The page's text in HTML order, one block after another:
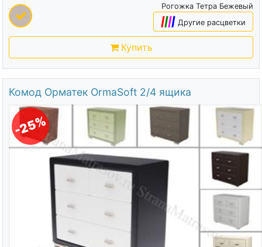
Рогожка Тетра Бежевый
|||| Другие расцветки
Купить
Комод Орматек OrmaSoft 2/4 ящика
-25%